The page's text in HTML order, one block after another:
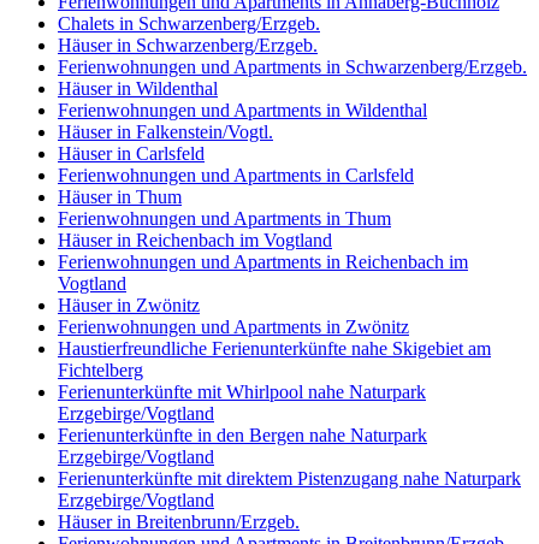
Chalets in Schwarzenberg/Erzgeb.
Häuser in Schwarzenberg/Erzgeb.
Ferienwohnungen und Apartments in Schwarzenberg/Erzgeb.
Häuser in Wildenthal
Ferienwohnungen und Apartments in Wildenthal
Häuser in Falkenstein/Vogtl.
Häuser in Carlsfeld
Ferienwohnungen und Apartments in Carlsfeld
Häuser in Thum
Ferienwohnungen und Apartments in Thum
Häuser in Reichenbach im Vogtland
Ferienwohnungen und Apartments in Reichenbach im
Vogtland
Häuser in Zwönitz
Ferienwohnungen und Apartments in Zwönitz
Haustierfreundliche Ferienunterkünfte nahe Skigebiet am
Fichtelberg
Ferienunterkünfte mit Whirlpool nahe Naturpark
Erzgebirge/Vogtland
Ferienunterkünfte in den Bergen nahe Naturpark
Erzgebirge/Vogtland
Ferienunterkünfte mit direktem Pistenzugang nahe Naturpark
Erzgebirge/Vogtland
Häuser in Breitenbrunn/Erzgeb.